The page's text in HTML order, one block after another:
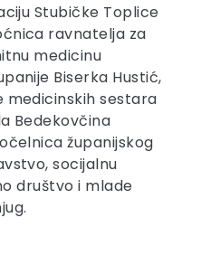
Stubičke Toplice
ravnatelja za
medicinu
Biserka Hustić,
medicinskih sestara
Bedekovčina
županijskog
socijalnu
društvo i mlade